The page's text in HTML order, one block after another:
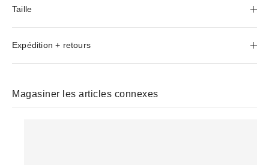
Taille
Expédition + retours
Magasiner les articles connexes